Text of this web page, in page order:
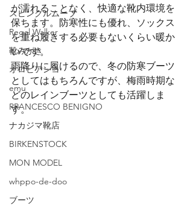
スピングルムーブ
Regal Walker
靴みがき
オロビアンコ
emu
RRANCESCO BENIGNO
ナカジマ靴店
BIRKENSTOCK
MON MODEL
whppo-de-doo
ブーツ
が濡れることなく、快適な靴内環境を
保ちます。防寒性にも優れ、ソックス
を重ね履きする必要もないくらい暖か
いです。
雨降りに履けるので、冬の防寒ブーツ
としてはもちろんですが、梅雨時期な
どのレインブーツとしても活躍しま
す。